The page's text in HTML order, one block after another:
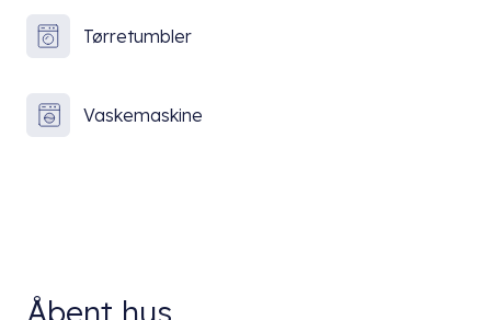
Tørretumbler
Vaskemaskine
Åbent hus